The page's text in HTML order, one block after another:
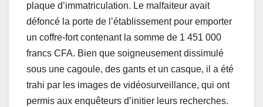
plaque d’immatriculation. Le malfaiteur avait
défoncé la porte de l’établissement pour emporter
un coffre-fort contenant la somme de 1 451 000
francs CFA. Bien que soigneusement dissimulé
sous une cagoule, des gants et un casque, il a été
trahi par les images de vidéosurveillance, qui ont
permis aux enquêteurs d’initier leurs recherches.